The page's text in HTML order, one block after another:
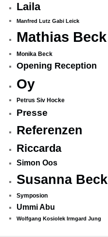
Laila
Manfred Lutz Gabi Leick
Mathias Beck
Monika Beck
Opening Reception
Oy
Petrus Siv Hocke
Presse
Referenzen
Riccarda
Simon Oos
Susanna Beck
Symposion
Ummi Abu
Wolfgang Kosiolek Irmgard Jung